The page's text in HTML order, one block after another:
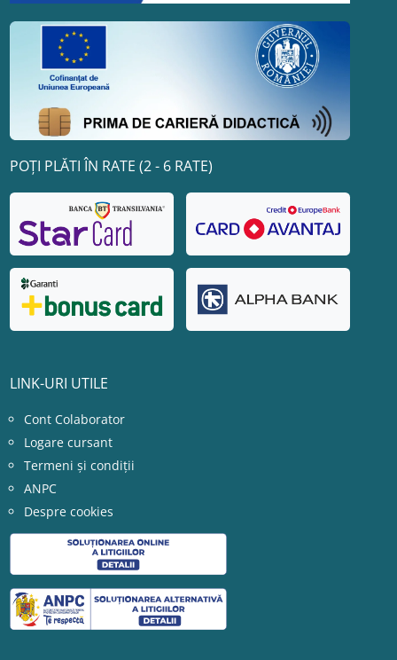
POȚI PLĂTI ÎN RATE (2 - 6 RATE)
LINK-URI UTILE
Cont Colaborator
Logare cursant
Termeni și condiții
ANPC
Despre cookies